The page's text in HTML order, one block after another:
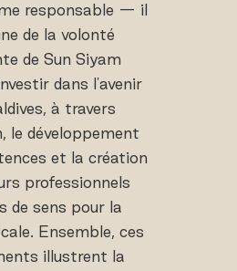
responsable — il
de la volonté
de Sun Siyam
dans l'avenir
à travers
le développement
et la création
professionnels
de sens pour la
Ensemble, ces
illustrent la